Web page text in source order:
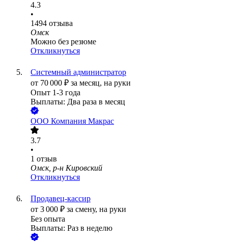
4.3
•
1494 отзыва
Омск
Можно без резюме
Откликнуться
Системный администратор
от 70 000 ₽ за месяц, на руки
Опыт 1-3 года
Выплаты: Два раза в месяц
ООО Компания Макрас
3.7
•
1 отзыв
Омск, р-н Кировский
Откликнуться
Продавец-кассир
от 3 000 ₽ за смену, на руки
Без опыта
Выплаты: Раз в неделю